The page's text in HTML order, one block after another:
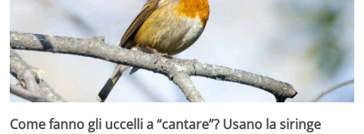
Come fanno gli uccelli a “cantare”? Usano la siringe